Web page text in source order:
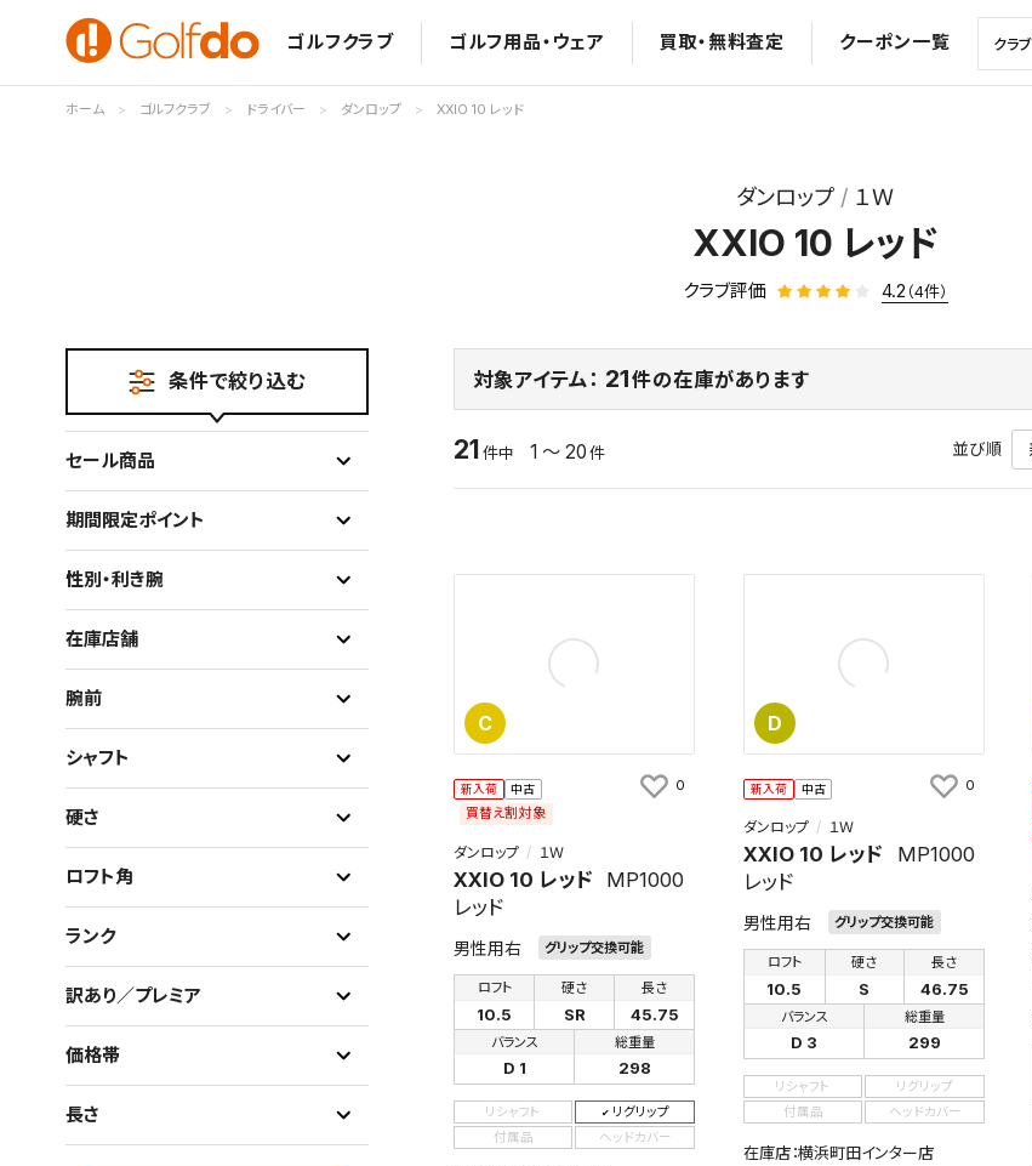
ゴルフクラブ ゴルフ用品・ウェア 買取・無料査定 クーポン一覧
ホーム ゴルフクラブ ドライバー ダンロップ XXIO 10 レッド
ダンロップ １Ｗ
XXIO 10 レッド
クラブ評価 4.2 （4件）
対象アイテム： 21件の在庫があります
21 件中 1 ～ 20 件 並び順
C
新入荷 中古
買替え割対象
ダンロップ １Ｗ
XXIO 10 レッド
MP1000
レッド
男性用右 グリップ交換可能
ロフト
10.5
硬さ
SR
長さ
45.75
バランス
D 1
総重量
298
リシャフト
リグリップ
付属品
ヘッドカバー
0
D
新入荷 中古
ダンロップ １Ｗ
XXIO 10 レッド
MP1000
レッド
男性用右 グリップ交換可能
ロフト
10.5
硬さ
S
長さ
46.75
バランス
D 3
総重量
299
リシャフト
リグリップ
付属品
ヘッドカバー
在庫店：横浜町田インター店
0
条件で絞り込む
セール商品
期間限定ポイント
性別・利き腕
在庫店舗
腕前
シャフト
硬さ
ロフト角
ランク
訳あり／プレミア
価格帯
長さ